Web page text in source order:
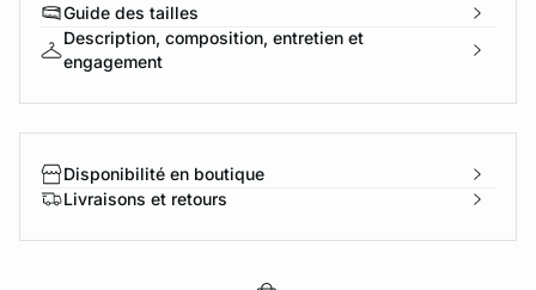
Guide des tailles
Description, composition, entretien et
engagement
Disponibilité en boutique
Livraisons et retours